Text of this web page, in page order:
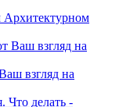
взгляд на